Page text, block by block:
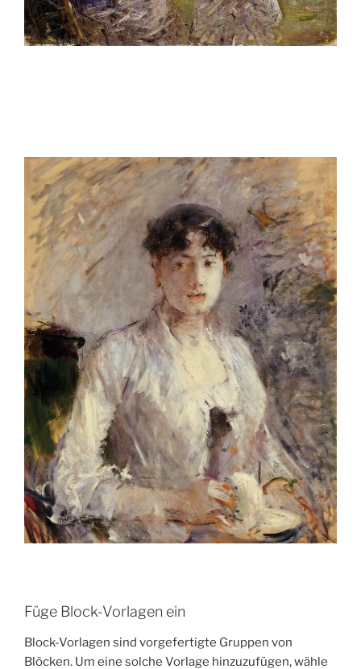
Füge Block-Vorlagen ein
Block-Vorlagen sind vorgefertigte Gruppen von
Blöcken. Um eine solche Vorlage hinzuzufügen, wähle